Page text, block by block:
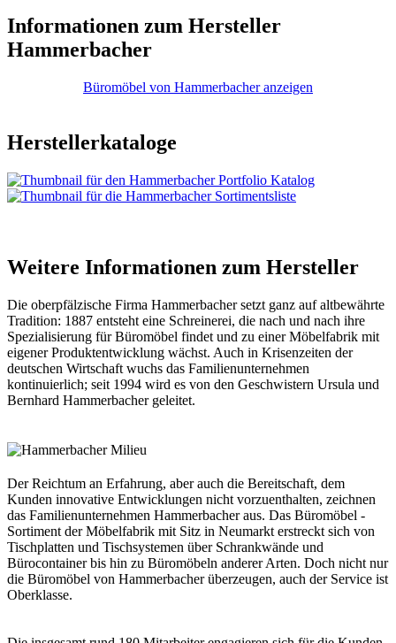
Informationen zum Hersteller
Hammerbacher
Büromöbel von Hammerbacher anzeigen
Herstellerkataloge
Weitere Informationen zum Hersteller
Die oberpfälzische Firma Hammerbacher setzt ganz auf altbewährte
Tradition: 1887 entsteht eine Schreinerei, die nach und nach ihre
Spezialisierung für Büromöbel findet und zu einer Möbelfabrik mit
eigener Produktentwicklung wächst. Auch in Krisenzeiten der
deutschen Wirtschaft wuchs das Familienunternehmen
kontinuierlich; seit 1994 wird es von den Geschwistern Ursula und
Bernhard Hammerbacher geleitet.
Der Reichtum an Erfahrung, aber auch die Bereitschaft, dem
Kunden innovative Entwicklungen nicht vorzuenthalten, zeichnen
das Familienunternehmen Hammerbacher aus. Das Büromöbel -
Sortiment der Möbelfabrik mit Sitz in Neumarkt erstreckt sich von
Tischplatten und Tischsystemen über Schrankwände und
Bürocontainer bis hin zu Büromöbeln anderer Arten. Doch nicht nur
die Büromöbel von Hammerbacher überzeugen, auch der Service ist
Oberklasse.